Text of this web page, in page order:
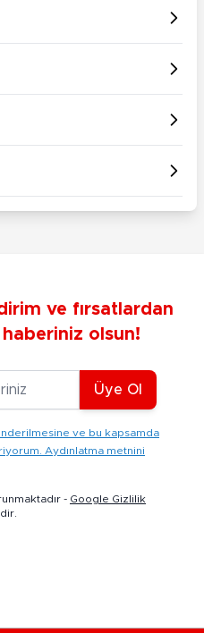
ve fırsatlardan
olsun!
E-posta Adresiniz
Üye Ol
ve bu kapsamda
Aydınlatma metnini
- Google Gizlilik